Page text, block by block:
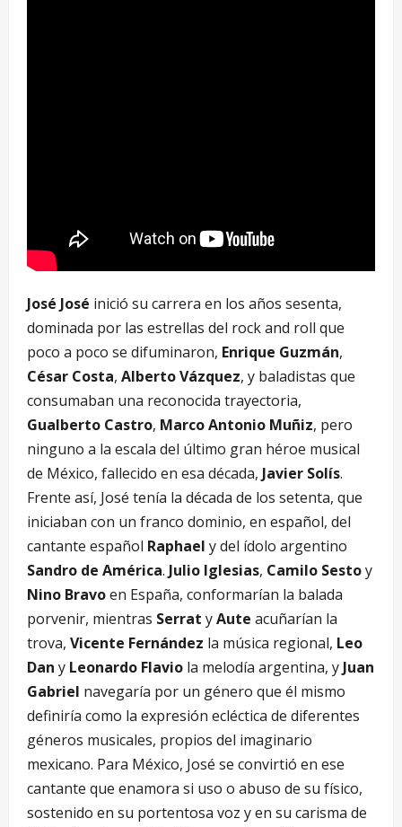
José José inició su carrera en los años sesenta,
dominada por las estrellas del rock and roll que
poco a poco se difuminaron, Enrique Guzmán,
César Costa, Alberto Vázquez, y baladistas que
consumaban una reconocida trayectoria,
Gualberto Castro, Marco Antonio Muñiz, pero
ninguno a la escala del último gran héroe musical
de México, fallecido en esa década, Javier Solís.
Frente así, José tenía la década de los setenta, que
iniciaban con un franco dominio, en español, del
cantante español Raphael y del ídolo argentino
Sandro de América. Julio Iglesias, Camilo Sestoy
Nino Bravoen España, conformarían la balada
porvenir, mientras Serrat yAute acuñarían la
trova, Vicente Fernández la música regional, Leo
Dan y Leonardo Flavio la melodía argentina, y Juan
Gabriel navegaría por un género que él mismo
definiría como la expresión ecléctica de diferentes
géneros musicales, propios del imaginario
mexicano. Para México, José se convirtió en ese
cantante que enamora si uso o abuso de su físico,
sostenido en su portentosa voz y en su carisma de